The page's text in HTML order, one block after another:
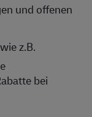
und offenen
wie z.B.
bei